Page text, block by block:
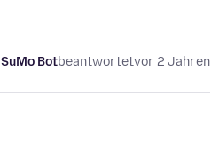
SuMo Botbeantwortetvor 2 Jahren